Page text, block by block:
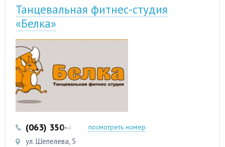
Танцевальная фитнес-студия
«Белка»
(063) 350-45-99посмотреть номер
ул. Шепелева, 5